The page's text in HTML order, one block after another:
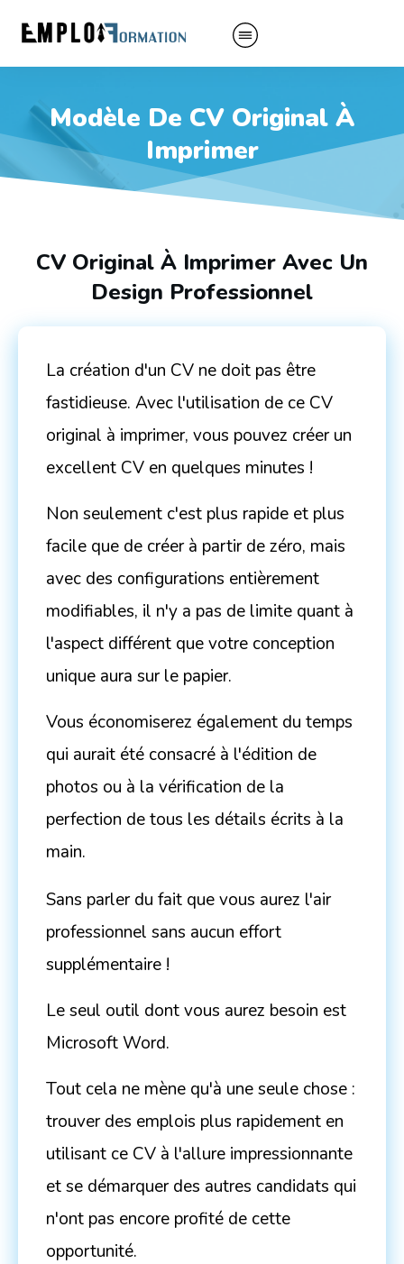
Modèle De CV Original À
Imprimer
CV Original À Imprimer Avec Un
Design Professionnel
La création d'un CV ne doit pas être
fastidieuse. Avec l'utilisation de ce CV
original à imprimer, vous pouvez créer un
excellent CV en quelques minutes !
Non seulement c'est plus rapide et plus
facile que de créer à partir de zéro, mais
avec des configurations entièrement
modifiables, il n'y a pas de limite quant à
l'aspect différent que votre conception
unique aura sur le papier.
Vous économiserez également du temps
qui aurait été consacré à l'édition de
photos ou à la vérification de la
perfection de tous les détails écrits à la
main.
Sans parler du fait que vous aurez l'air
professionnel sans aucun effort
supplémentaire !
Le seul outil dont vous aurez besoin est
Microsoft Word.
Tout cela ne mène qu'à une seule chose :
trouver des emplois plus rapidement en
utilisant ce CV à l'allure impressionnante
et se démarquer des autres candidats qui
n'ont pas encore profité de cette
opportunité.